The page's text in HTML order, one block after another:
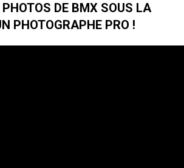
DE BMX SOUS LA
PHOTOGRAPHE PRO !